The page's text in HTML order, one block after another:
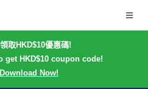
取HKD$10優惠碼!
get HKD$10 coupon code!
Now!